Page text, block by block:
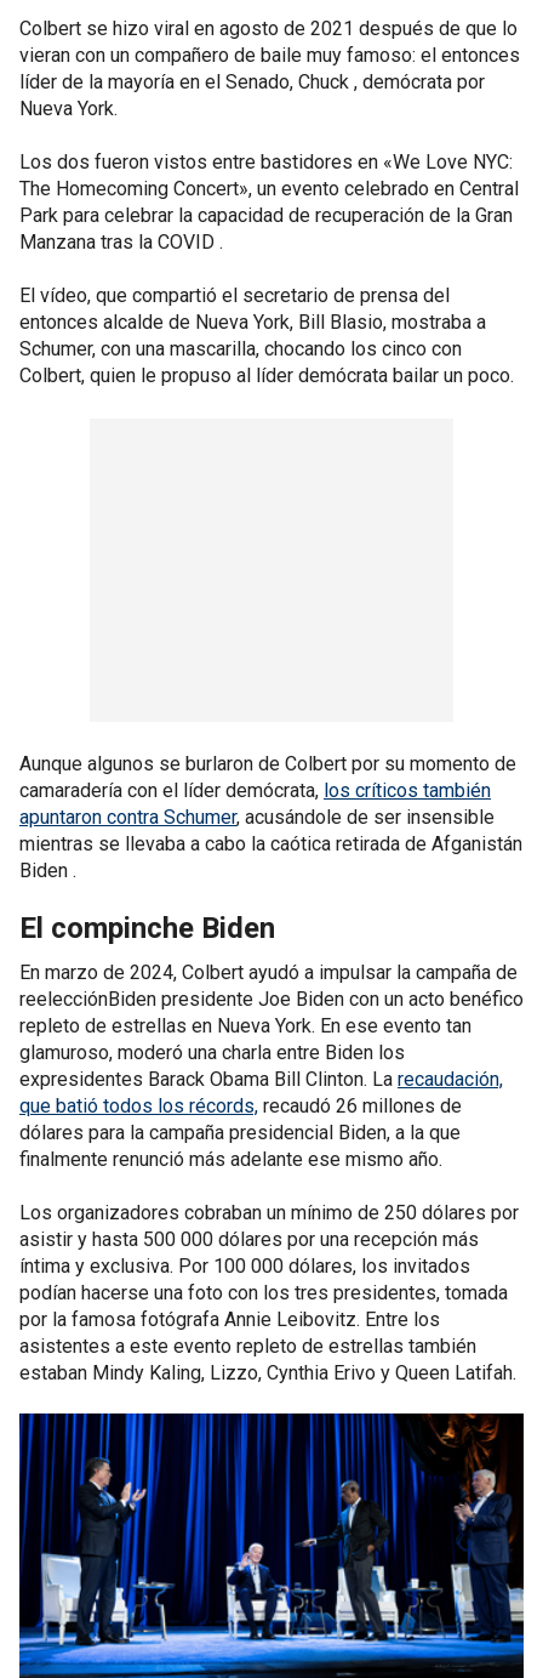
Colbert se hizo viral en agosto de 2021 después de que lo
vieran con un compañero de baile muy famoso: el entonces
líder de la mayoría en el Senado, Chuck , demócrata por
Nueva York.
Los dos fueron vistos entre bastidores en «We Love NYC:
The Homecoming Concert», un evento celebrado en Central
Park para celebrar la capacidad de recuperación de la Gran
Manzana tras la COVID .
El vídeo, que compartió el secretario de prensa del
entonces alcalde de Nueva York, Bill Blasio, mostraba a
Schumer, con una mascarilla, chocando los cinco con
Colbert, quien le propuso al líder demócrata bailar un poco.
Aunque algunos se burlaron de Colbert por su momento de
camaradería con el líder demócrata, los críticos también
apuntaron contra Schumer, acusándole de ser insensible
mientras se llevaba a cabo la caótica retirada de Afganistán
Biden .
El compinche Biden
En marzo de 2024, Colbert ayudó a impulsar la campaña de
reelecciónBiden presidente Joe Biden con un acto benéfico
repleto de estrellas en Nueva York. En ese evento tan
glamuroso, moderó una charla entre Biden los
expresidentes Barack Obama Bill Clinton. La recaudación,
que batió todos los récords, recaudó 26 millones de
dólares para la campaña presidencial Biden, a la que
finalmente renunció más adelante ese mismo año.
Los organizadores cobraban un mínimo de 250 dólares por
asistir y hasta 500 000 dólares por una recepción más
íntima y exclusiva. Por 100 000 dólares, los invitados
podían hacerse una foto con los tres presidentes, tomada
por la famosa fotógrafa Annie Leibovitz. Entre los
asistentes a este evento repleto de estrellas también
estaban Mindy Kaling, Lizzo, Cynthia Erivo y Queen Latifah.